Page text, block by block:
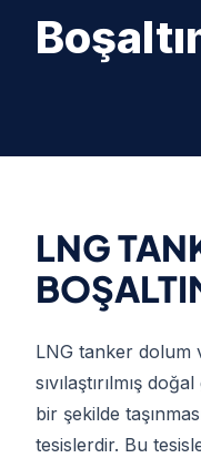
LNG
LNG tanker dolum
sıvılaştırılmış
bir şekilde
tesislerdir. Bu